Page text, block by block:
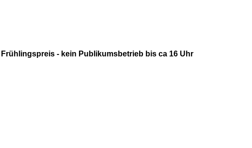
- kein Publikumsbetrieb bis ca 16 Uhr